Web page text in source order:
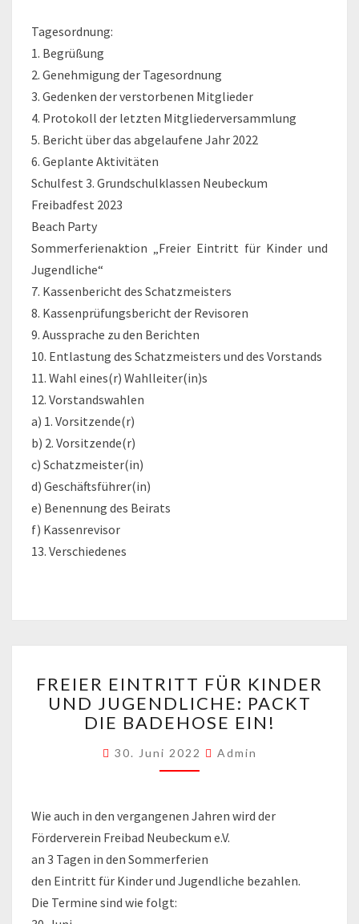
Tagesordnung:
1. Begrüßung
2. Genehmigung der Tagesordnung
3. Gedenken der verstorbenen Mitglieder
4. Protokoll der letzten Mitgliederversammlung
5. Bericht über das abgelaufene Jahr 2022
6. Geplante Aktivitäten
Schulfest 3. Grundschulklassen Neubeckum
Freibadfest 2023
Beach Party
Sommerferienaktion „Freier Eintritt für Kinder und
Jugendliche“
7. Kassenbericht des Schatzmeisters
8. Kassenprüfungsbericht der Revisoren
9. Aussprache zu den Berichten
10. Entlastung des Schatzmeisters und des Vorstands
11. Wahl eines(r) Wahlleiter(in)s
12. Vorstandswahlen
a) 1. Vorsitzende(r)
b) 2. Vorsitzende(r)
c) Schatzmeister(in)
d) Geschäftsführer(in)
e) Benennung des Beirats
f) Kassenrevisor
13. Verschiedenes
EINTRITT
FÜR
KINDER
JUGENDLICHE:
PACKT
BADEHOSE
EIN!
FREIER EINTRITT FÜR KINDER
UND JUGENDLICHE: PACKT
DIE BADEHOSE EIN!
30. Juni 2022 Admin
Wie auch in den vergangenen Jahren wird der
Förderverein Freibad Neubeckum e.V.
an 3 Tagen in den Sommerferien
den Eintritt für Kinder und Jugendliche bezahlen.
Die Termine sind wie folgt: